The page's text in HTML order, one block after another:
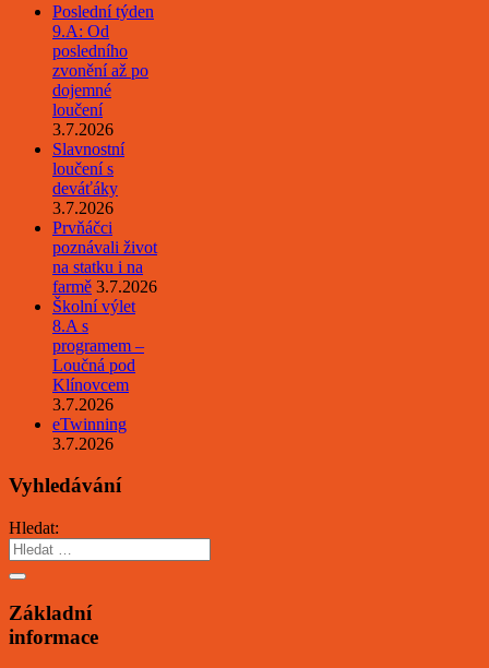
Poslední týden
9.A: Od
posledního
zvonění až po
dojemné
loučení
3.7.2026
Slavnostní
loučení s
deváťáky
3.7.2026
Prvňáčci
poznávali život
na statku i na
farmě 3.7.2026
Školní výlet
8.A s
programem –
Loučná pod
Klínovcem
3.7.2026
eTwinning
3.7.2026
Vyhledávání
Hledat:
Základní
informace